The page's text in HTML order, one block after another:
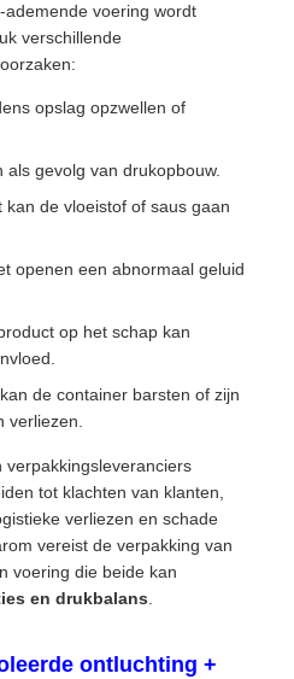
voering wordt
verschillende
opslag opzwellen of
als gevolg van drukopbouw.
kan de vloeistof of saus gaan
openen een abnormaal geluid
op het schap kan
de container barsten of zijn
verliezen.
verpakkingsleveranciers
tot klachten van klanten,
verliezen en schade
vereist de verpakking van
voering die beide kan
en drukbalans.
ontluchting +